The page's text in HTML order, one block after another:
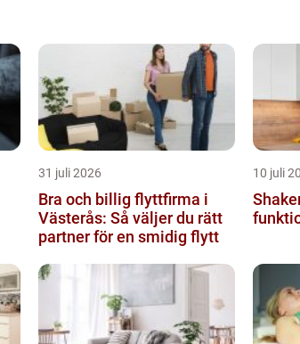
31 juli 2026
Bra och billig flyttfirma i
Västerås: Så väljer du rätt
partner för en smidig flytt
10 juli